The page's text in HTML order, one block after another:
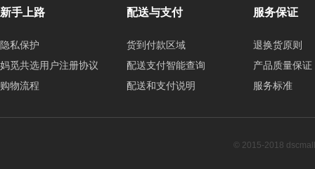
新手上路
隐私保护
妈觅共选用户注册协议
购物流程
配送与支付
货到付款区域
配送支付智能查询
配送和支付说明
服务保证
退换货原则
产品质量保证
服务标准
© 2015-2018